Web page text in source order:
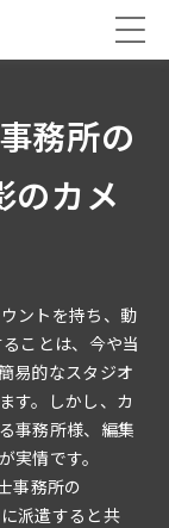
務所の
のカメ
ントを持ち、動
ことは、今や当
易的なスタジオ
す。しかし、カ
事務所様、編集
実情です。
事務所の
派遣すると共